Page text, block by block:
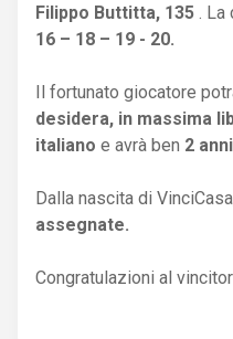
Filippo Buttitta, 135
.
16 – 18 – 19 - 20.
Il fortunato giocatore
desidera, in massima
italiano e avrà ben 2 anni
Dalla nascita di
assegnate.
Congratulazioni al